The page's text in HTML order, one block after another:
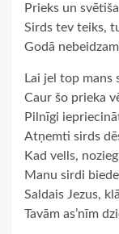
Prieks un
Sirds tev teiks,
Godā
Lai jel top mans
Caur šo prieka
Pilnīgi
Atņemti sirds
Kad vells,
Manu sirdi
Saldais Jezus,
Tavām as’nīm